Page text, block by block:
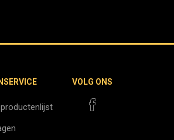
VOLG ONS